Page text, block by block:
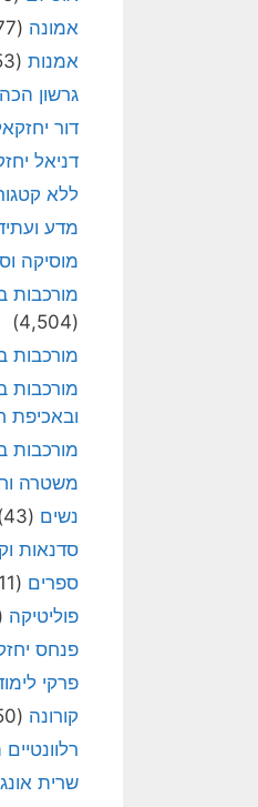
אמונה (1,277)
אמנות (253)
גרשון
דור
דניאל
ללא
מדע
מוסיקה
מורכבות
(4,504)
מורכבות
מורכבות
ובאכיפת
מורכבות
משטרה
נשים (43)
סדנאות
ספרים (11)
פוליטיקה
פנחס
פרקי
קורונה (150)
שרית